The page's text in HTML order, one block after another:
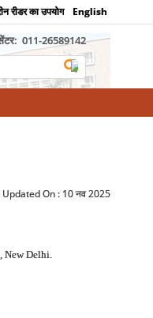
रीडर का उपयोग English
011-26589142
Updated On : 10 नव 2025
Delhi.